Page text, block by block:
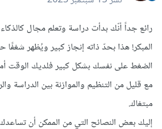
رائع جداً أنّك بدأت دراسة وتعلم مجال
المبكر! هذا بحدّ ذاته إنجاز كبير ويُظهر شغفًا
الضغط على نفسك بشكل كبير فلديك الوقت
مع قليل من التنظيم والموازنة بين الدراسة
مبتغاك.
إليك بعض النصائح التي من الممكن أن